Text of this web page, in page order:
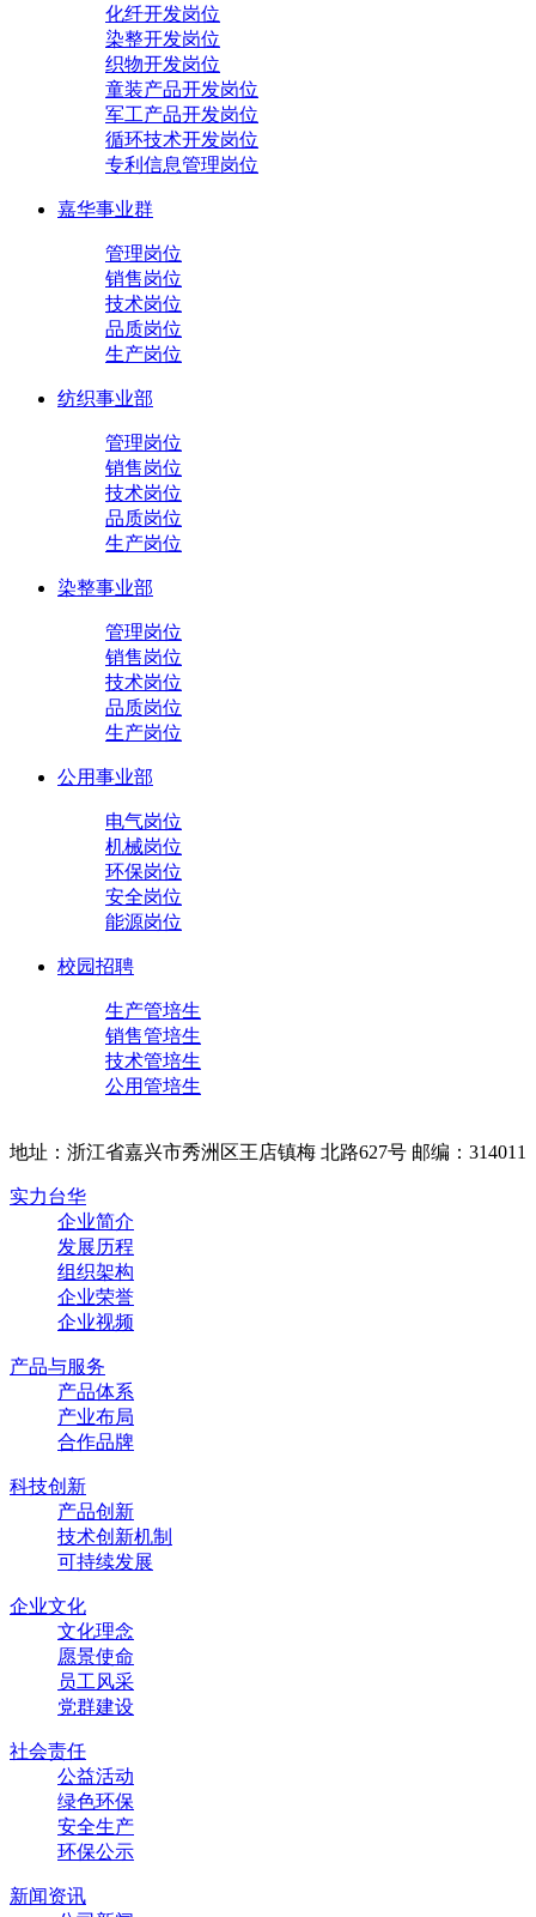
化纤开发岗位
染整开发岗位
织物开发岗位
童装产品开发岗位
军工产品开发岗位
循环技术开发岗位
专利信息管理岗位
嘉华事业群
管理岗位
销售岗位
技术岗位
品质岗位
生产岗位
纺织事业部
管理岗位
销售岗位
技术岗位
品质岗位
生产岗位
染整事业部
管理岗位
销售岗位
技术岗位
品质岗位
生产岗位
公用事业部
电气岗位
机械岗位
环保岗位
安全岗位
能源岗位
校园招聘
生产管培生
销售管培生
技术管培生
公用管培生
地址：浙江省嘉兴市秀洲区王店镇梅 北路627号 邮编：314011
实力台华
企业简介
发展历程
组织架构
企业荣誉
企业视频
产品与服务
产品体系
产业布局
合作品牌
科技创新
产品创新
技术创新机制
可持续发展
企业文化
文化理念
愿景使命
员工风采
党群建设
社会责任
公益活动
绿色环保
安全生产
环保公示
新闻资讯